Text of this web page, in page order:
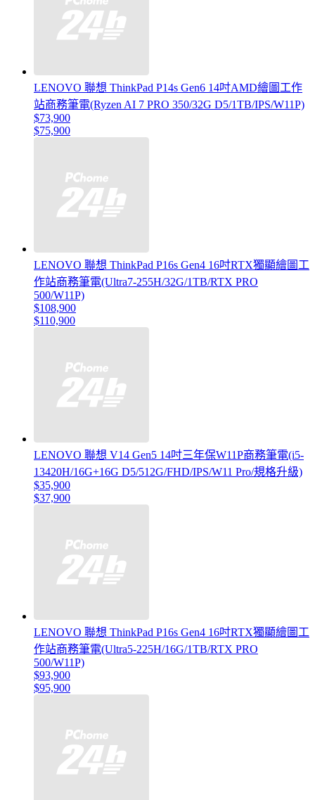
LENOVO 聯想 ThinkPad P14s Gen6 14吋AMD繪圖工作
站商務筆電(Ryzen AI 7 PRO 350/32G D5/1TB/IPS/W11P)
$73,900
$75,900
LENOVO 聯想 ThinkPad P16s Gen4 16吋RTX獨顯繪圖工
作站商務筆電(Ultra7-255H/32G/1TB/RTX PRO
500/W11P)
$108,900
$110,900
LENOVO 聯想 V14 Gen5 14吋三年保W11P商務筆電(i5-
13420H/16G+16G D5/512G/FHD/IPS/W11 Pro/規格升級)
$35,900
$37,900
LENOVO 聯想 ThinkPad P16s Gen4 16吋RTX獨顯繪圖工
作站商務筆電(Ultra5-225H/16G/1TB/RTX PRO
500/W11P)
$93,900
$95,900